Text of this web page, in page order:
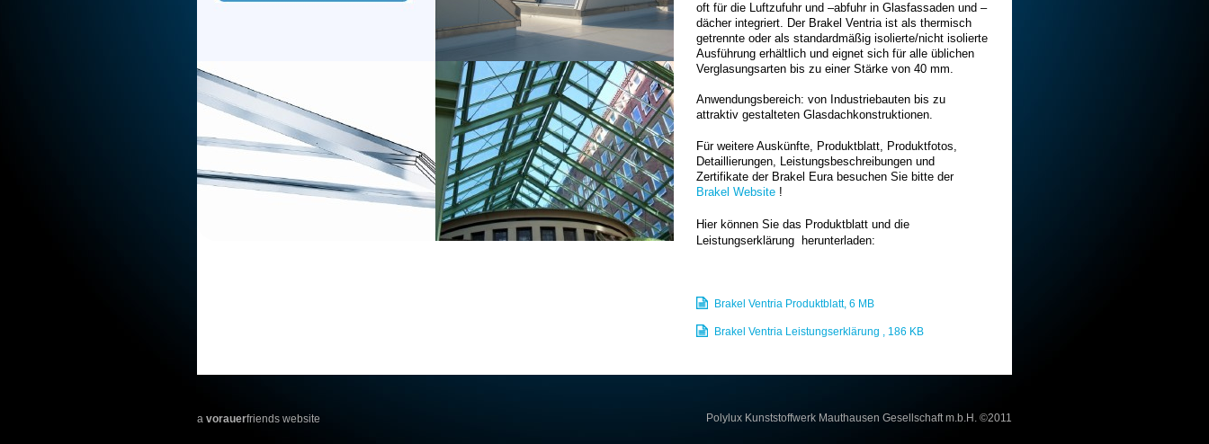
oft für die Luftzufuhr und –abfuhr in Glasfassaden und –
dächer integriert. Der Brakel Ventria ist als thermisch
getrennte oder als standardmäßig isolierte/nicht isolierte
Ausführung erhältlich und eignet sich für alle üblichen
Verglasungsarten bis zu einer Stärke von 40 mm.
Anwendungsbereich: von Industriebauten bis zu
attraktiv gestalteten Glasdachkonstruktionen.
Für weitere Auskünfte, Produktblatt, Produktfotos,
Detaillierungen, Leistungsbeschreibungen und
Zertifikate der Brakel Eura besuchen Sie bitte der
Brakel Website !
Hier können Sie das Produktblatt und die
Leistungserklärung
herunterladen:
Brakel Ventria Produktblatt, 6 MB
Brakel Ventria Leistungserklärung , 186 KB
a vorauerfriends website Polylux Kunststoffwerk Mauthausen Gesellschaft m.b.H. ©2011